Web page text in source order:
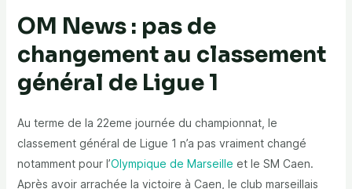
OM News : pas de
changement au classement
général de Ligue 1
Au terme de la 22eme journée du championnat, le
classement général de Ligue 1 n’a pas vraiment changé
notamment pour l’Olympique de Marseille et le SM Caen.
Après avoir arrachée la victoire à Caen, le club marseillais